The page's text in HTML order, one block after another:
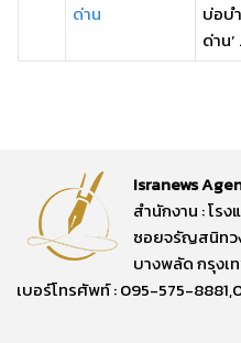
ด่าน
บ่อบ
ด่าน’
Isranews
สำนักงาน : โรง
ซอยจรัญสนิทว
บางพลัด กรุงเ
เบอร์โทรศัพท์ : 095-575-